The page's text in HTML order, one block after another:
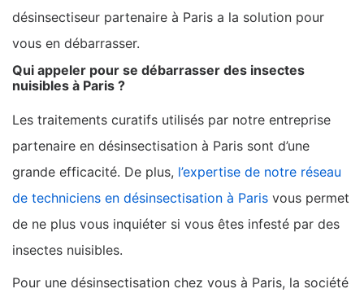
désinsectiseur partenaire à Paris a la solution pour
vous en débarrasser.
Qui appeler pour se débarrasser des insectes
nuisibles à Paris ?
Les traitements curatifs utilisés par notre entreprise
partenaire en désinsectisation à Paris sont d’une
grande efficacité. De plus, l’expertise de notre réseau
de techniciens en désinsectisation à Paris vous permet
de ne plus vous inquiéter si vous êtes infesté par des
insectes nuisibles.
Pour une désinsectisation chez vous à Paris, la société